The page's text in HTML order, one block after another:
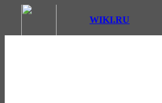
WIKI.RU